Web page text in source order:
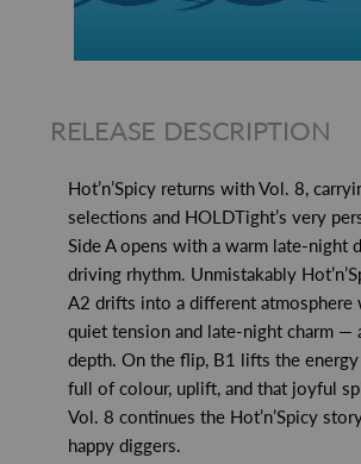
RELEASE DESCRIPTION
Hot’n’Spicy returns with Vol. 8,
selections and HOLDTight’s very
Side A opens with a warm late-night
driving rhythm. Unmistakably
A2 drifts into a different
quiet tension and late-night charm
depth. On the flip, B1 lifts the
full of colour, uplift, and that joyful
Vol. 8 continues the Hot’n’Spicy
happy diggers.